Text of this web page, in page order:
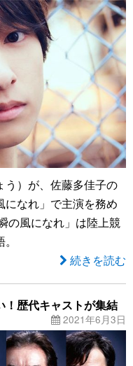
う）が、佐藤多佳子の
になれ」で主演を務め
風になれ」は陸上競
続きを読む
！歴代キャストが集結
2021年6月3日